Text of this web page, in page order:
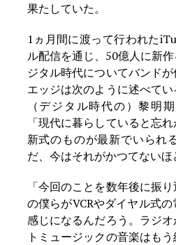
果たしていた。
1ヵ月間に渡って行われた
ル配信を通じ、50億人に新
ジタル時代についてバンド
エッジは次のように述べて
（デジタル時代の）黎明
「現代に暮らしていると忘
新式のものが最新でいられ
だ、今はそれがかつてないほ
「今回のことを数年後に振
の僕らがVCRやダイヤル式
感じになるんだろう。ラジ
トミュージックの音楽はも